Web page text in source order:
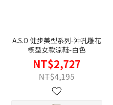
A.S.O 健步美型系列-沖孔雕花
楔型女款涼鞋-白色
NT$2,727
NT$4,195